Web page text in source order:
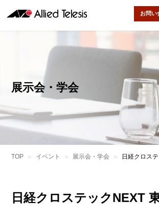
お問い
展示会・学会
TOP イベント 展示会・学会 日経クロス
日経クロステックNEXT